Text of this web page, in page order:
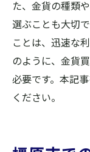
た、金貨の種類
選ぶことも大切
ことは、迅速な
のように、金貨
必要です。本記
ください。